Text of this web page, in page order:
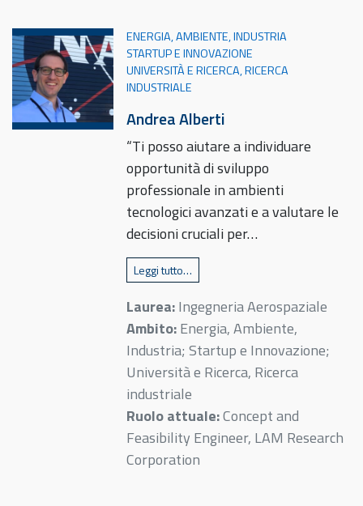
ENERGIA, AMBIENTE, INDUSTRIA
STARTUP E INNOVAZIONE
UNIVERSITÀ E RICERCA, RICERCA
INDUSTRIALE
Andrea Alberti
“Ti posso aiutare a individuare
opportunità di sviluppo
professionale in ambienti
tecnologici avanzati e a valutare le
decisioni cruciali per…
Leggi tutto…
Laurea:Ingegneria Aerospaziale
Ambito:Energia, Ambiente,
Industria; Startup e Innovazione;
Università e Ricerca, Ricerca
industriale
Ruolo attuale:Concept and
Feasibility Engineer, LAM Research
Corporation